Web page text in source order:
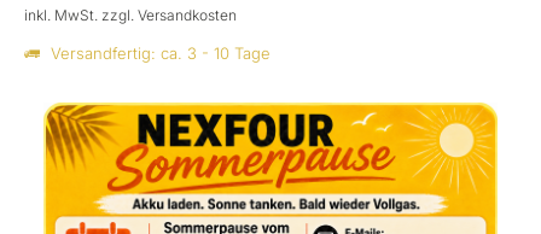
inkl. MwSt. zzgl. Versandkosten
Versandfertig: ca. 3 - 10 Tage